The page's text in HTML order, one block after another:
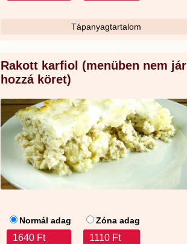
Tápanyagtartalom
Rakott karfiol (menüben nem jár
hozzá köret)
Normál adag
1640 Ft
Zóna adag
1110 Ft